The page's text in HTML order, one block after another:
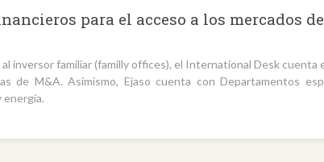
para el acceso a los mercados
inversor familiar (familly offices), el International Desk
de M&A. Asimismo, Ejaso cuenta con Departamentos